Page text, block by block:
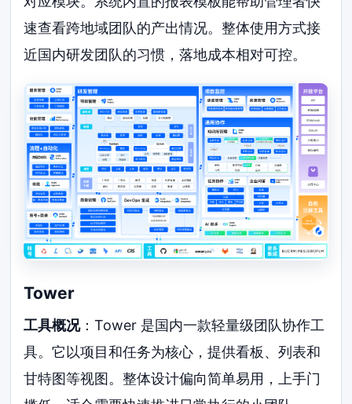
速查看跨地域团队的产出情况。整体使用方式接
近国内研发团队的习惯，落地成本相对可控。
Tower
工具概况：Tower 是国内一款轻量级团队协作工
具。它以项目和任务为核心，提供看板、列表和
甘特图等视图。整体设计偏向简单易用，上手门